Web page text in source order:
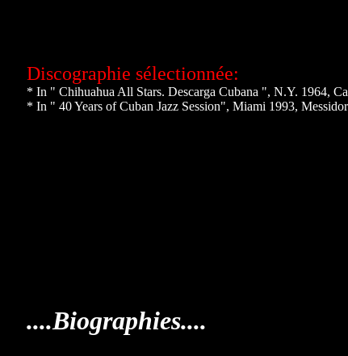
Discographie sélectionnée:
* In " Chihuahua All Stars. Descarga Cubana ", N.Y. 1964,
* In " 40 Years of Cuban Jazz Session", Miami 1993,
....Biographies....